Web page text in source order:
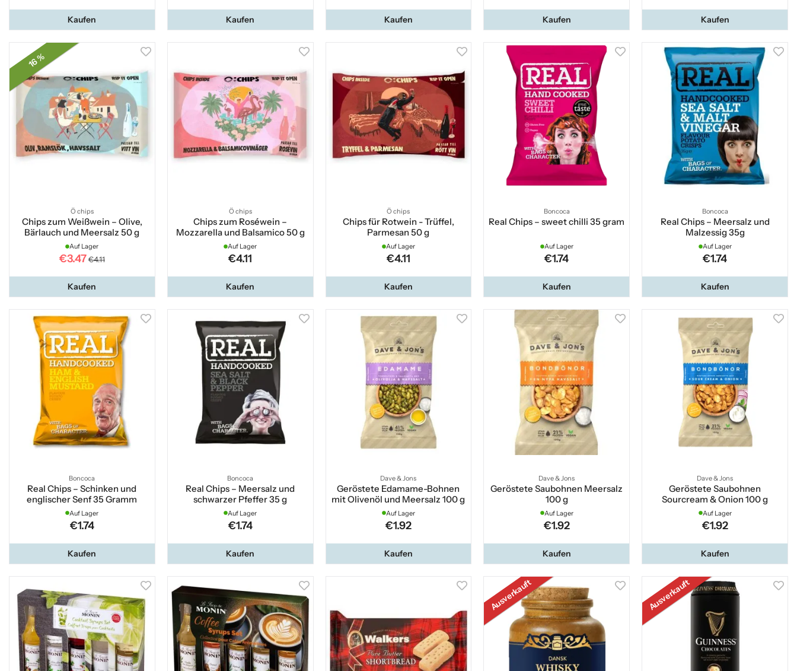
Kaufen Kaufen Kaufen Kaufen Kaufen
16 %
Ö chips
Chips zum Weißwein – Olive,
Bärlauch und Meersalz 50 g
Auf Lager
€3.47 €4.11
Kaufen
Ö chips
Chips zum Roséwein –
Mozzarella und Balsamico 50 g
Auf Lager
€4.11
Kaufen
Ö chips
Chips für Rotwein - Trüffel,
Parmesan 50 g
Auf Lager
€4.11
Kaufen
Boncoca
Real Chips – sweet chilli 35 gram
Auf Lager
€1.74
Kaufen
Boncoca
Real Chips – Meersalz und
Malzessig 35g
Auf Lager
€1.74
Kaufen
Boncoca
Real Chips – Schinken und
englischer Senf 35 Gramm
Auf Lager
€1.74
Kaufen
Boncoca
Real Chips – Meersalz und
schwarzer Pfeffer 35 g
Auf Lager
€1.74
Kaufen
Dave & Jons
Geröstete Edamame-Bohnen
mit Olivenöl und Meersalz 100 g
Auf Lager
€1.92
Kaufen
Dave & Jons
Geröstete Saubohnen Meersalz
100 g
Auf Lager
€1.92
Kaufen
Dave & Jons
Geröstete Saubohnen
Sourcream & Onion 100 g
Auf Lager
€1.92
Kaufen
Ausverkauft Ausverkauft